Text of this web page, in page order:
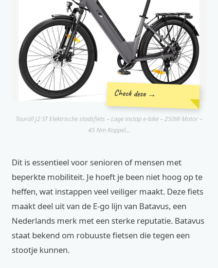
Check deze →
Touroll J2 ST Elektrische stadsfiets – Lage instap e-bike – 250W Motor –
45 Nm Koppel...
Dit is essentieel voor senioren of mensen met
beperkte mobiliteit. Je hoeft je been niet hoog op te
heffen, wat instappen veel veiliger maakt. Deze fiets
maakt deel uit van de E-go lijn van Batavus, een
Nederlands merk met een sterke reputatie. Batavus
staat bekend om robuuste fietsen die tegen een
stootje kunnen.